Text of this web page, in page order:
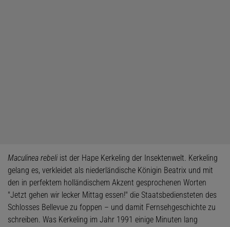
Maculinea rebeli ist der Hape Kerkeling der Insektenwelt. Kerkeling
gelang es, verkleidet als niederländische Königin Beatrix und mit
den in perfektem holländischem Akzent gesprochenen Worten
"Jetzt gehen wir lecker Mittag essen!" die Staatsbediensteten des
Schlosses Bellevue zu foppen – und damit Fernsehgeschichte zu
schreiben. Was Kerkeling im Jahr 1991 einige Minuten lang